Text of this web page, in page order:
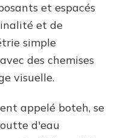
et espacés
et de
simple
des chemises
visuelle.
appelé boteh, se
d'eau